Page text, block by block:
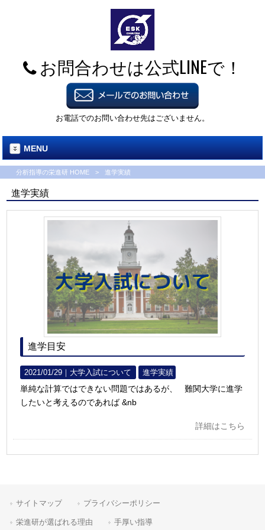
お問合わせは公式LINEで！
お電話でのお問い合わせ先はございません。
MENU
分析指導の栄進研 HOME > 進学実績
進学実績
進学目安
2021/01/29｜ 大学入試について 進学実績
単純な計算ではできない問題ではあるが、 難関大学に進学
したいと考えるのであれば &nb
詳細はこちら
サイトマップ プライバシーポリシー
栄進研が選ばれる理由 手厚い指導